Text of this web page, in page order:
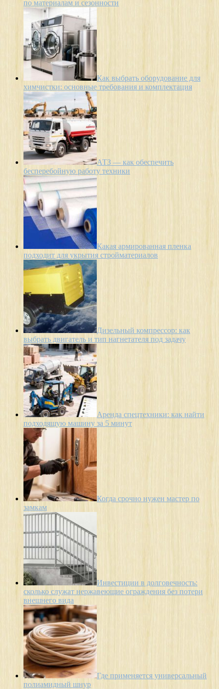
по материалам и сезонности
Как выбрать оборудование для
химчистки: основные требования и комплектация
АТЗ — как обеспечить
бесперебойную работу техники
Какая армированная пленка
подходит для укрытия стройматериалов
Дизельный компрессор: как
выбрать двигатель и тип нагнетателя под задачу
Аренда спецтехники: как найти
подходящую машину за 5 минут
Когда срочно нужен мастер по
замкам
Инвестиции в долговечность:
сколько служат нержавеющие ограждения без потери
внешнего вида
Где применяется универсальный
полиамидный шнур